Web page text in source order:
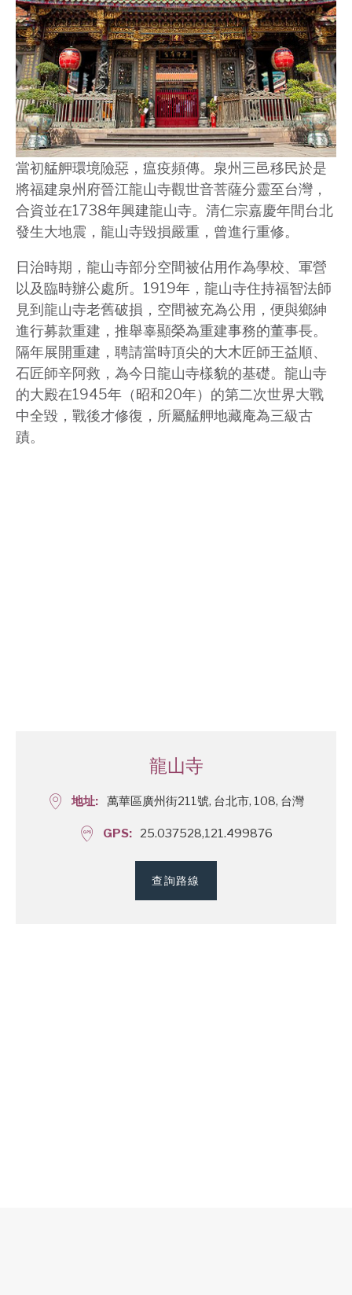
當初艋舺環境險惡，瘟疫頻傳。泉州三邑移民於是
將福建泉州府晉江龍山寺觀世音菩薩分靈至台灣，
合資並在1738年興建龍山寺。清仁宗嘉慶年間台北
發生大地震，龍山寺毀損嚴重，曾進行重修。
日治時期，龍山寺部分空間被佔用作為學校、軍營
以及臨時辦公處所。1919年，龍山寺住持福智法師
見到龍山寺老舊破損，空間被充為公用，便與鄉紳
進行募款重建，推舉辜顯榮為重建事務的董事長。
隔年展開重建，聘請當時頂尖的大木匠師王益順、
石匠師辛阿救，為今日龍山寺樣貌的基礎。龍山寺
的大殿在1945年（昭和20年）的第二次世界大戰
中全毀，戰後才修復，所屬艋舺地藏庵為三級古
蹟。
龍山寺
地址 萬華區廣州街211號, 台北市, 108, 台灣
GPS 25.037528,121.499876
查詢路線